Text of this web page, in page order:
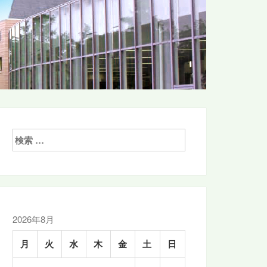
検
索:
2026年8月
月 火 水 木 金 土 日